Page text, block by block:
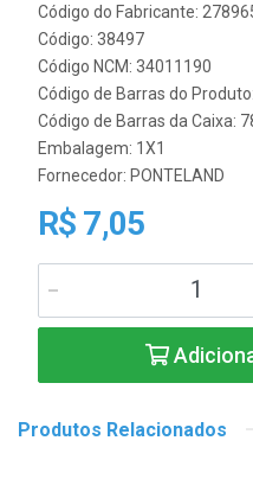
Código do Fabricante:
Código: 38497
Código NCM: 34011190
Código de Barras do
Código de Barras da Caixa:
Embalagem: 1X1
Fornecedor: PONTELAND
R$ 7,05
Produtos Relacionados